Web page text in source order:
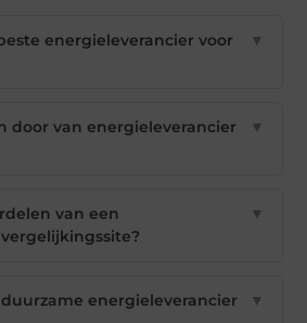
energieleverancier voor
▼
door van energieleverancier
▼
van een
▼
energieleverancier
▼